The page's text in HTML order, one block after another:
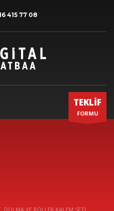
415 77 08
TEKLİF
FORMU
DOLMA VE ROLLER KALEM SETİ